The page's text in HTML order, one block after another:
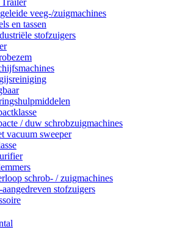
veeg-/zuigmachines
en tassen
stofzuigers
/ duw schrobzuigmachines
vacuum sweeper
schrob- / zuigmachines
stofzuigers